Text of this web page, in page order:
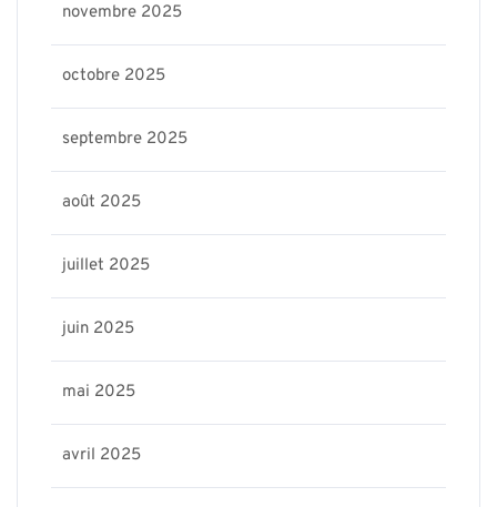
novembre 2025
octobre 2025
septembre 2025
août 2025
juillet 2025
juin 2025
mai 2025
avril 2025